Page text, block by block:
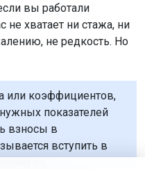
вы работали
не хватает ни стажа, ни
не редкость. Но
или коэффициентов,
показателей
взносы в
вступить в